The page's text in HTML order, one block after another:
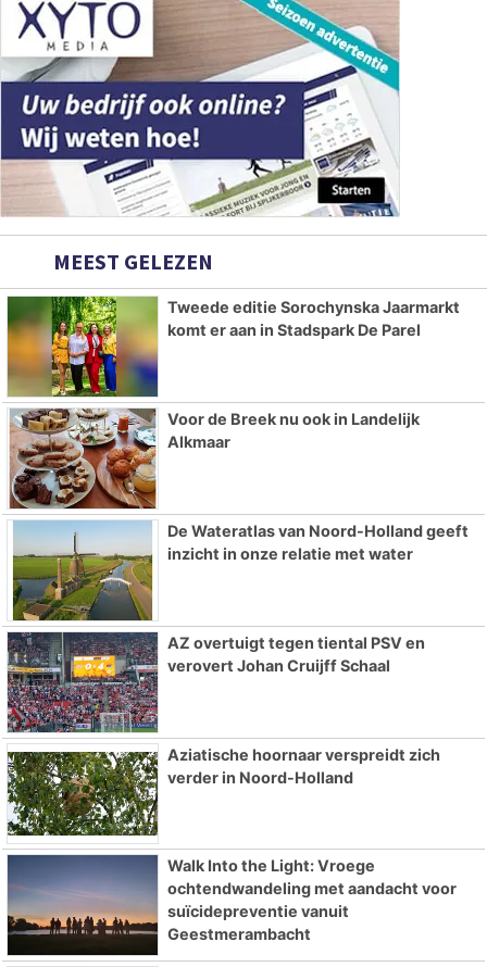
MEEST GELEZEN
Tweede editie Sorochynska Jaarmarkt
komt er aan in Stadspark De Parel
Voor de Breek nu ook in Landelijk
Alkmaar
De Wateratlas van Noord-Holland geeft
inzicht in onze relatie met water
AZ overtuigt tegen tiental PSV en
verovert Johan Cruijff Schaal
Aziatische hoornaar verspreidt zich
verder in Noord-Holland
Walk Into the Light: Vroege
ochtendwandeling met aandacht voor
suïcidepreventie vanuit
Geestmerambacht